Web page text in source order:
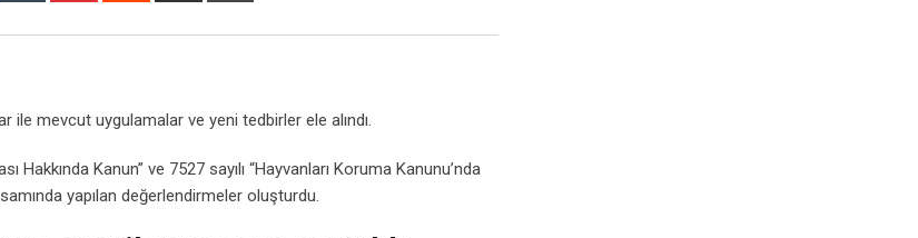
ile mevcut uygulamalar ve yeni tedbirler ele alındı.
Hakkında Kanun” ve 7527 sayılı “Hayvanları Koruma Kanunu’nda
yapılan değerlendirmeler oluşturdu.